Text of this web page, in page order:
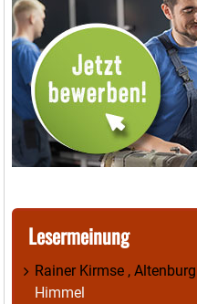
Lesermeinung
Rainer Kirmse , Altenburg
Himmel